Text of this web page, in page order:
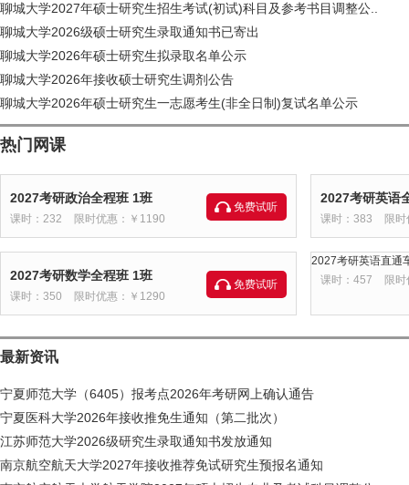
聊城大学2027年硕士研究生招生考试(初试)科目及参考书目调整公..
聊城大学2026级硕士研究生录取通知书已寄出
聊城大学2026年硕士研究生拟录取名单公示
聊城大学2026年接收硕士研究生调剂公告
聊城大学2026年硕士研究生一志愿考生(非全日制)复试名单公示
热门网课
2027考研政治全程班 1班
课时：232 限时优惠：￥1190
免费试听
2027考研英语
课时：383 限
2027考研数学全程班 1班
课时：350 限时优惠：￥1290
免费试听
2027考研英语直通
课时：457
限
最新资讯
宁夏师范大学（6405）报考点2026年考研网上确认通告
宁夏医科大学2026年接收推免生通知（第二批次）
江苏师范大学2026级研究生录取通知书发放通知
南京航空航天大学2027年接收推荐免试研究生预报名通知